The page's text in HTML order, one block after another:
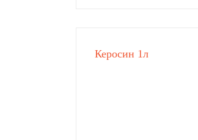
Керосин 1л